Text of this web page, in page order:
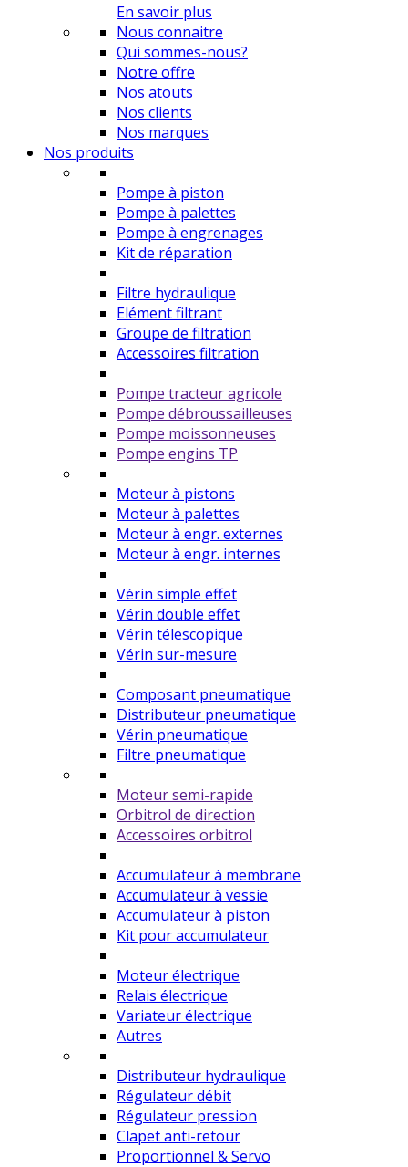
En savoir plus
Nous connaitre
Qui sommes-nous?
Notre offre
Nos atouts
Nos clients
Nos marques
Nos produits
Pompe à piston
Pompe à palettes
Pompe à engrenages
Kit de réparation
Filtre hydraulique
Elément filtrant
Groupe de filtration
Accessoires filtration
Pompe tracteur agricole
Pompe débroussailleuses
Pompe moissonneuses
Pompe engins TP
Moteur à pistons
Moteur à palettes
Moteur à engr. externes
Moteur à engr. internes
Vérin simple effet
Vérin double effet
Vérin télescopique
Vérin sur-mesure
Composant pneumatique
Distributeur pneumatique
Vérin pneumatique
Filtre pneumatique
Moteur semi-rapide
Orbitrol de direction
Accessoires orbitrol
Accumulateur à membrane
Accumulateur à vessie
Accumulateur à piston
Kit pour accumulateur
Moteur électrique
Relais électrique
Variateur électrique
Autres
Distributeur hydraulique
Régulateur débit
Régulateur pression
Clapet anti-retour
Proportionnel & Servo